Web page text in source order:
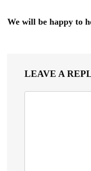
We will be happy to
LEAVE A